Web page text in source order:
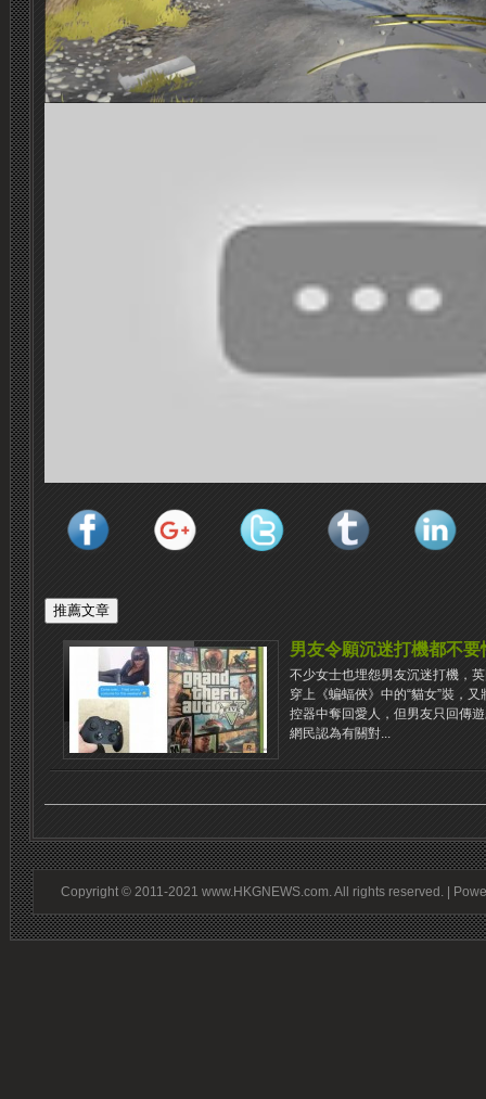
男友令願沉迷打機都不要
不少女士也埋怨男友沉迷打機，
穿上《蝙蝠俠》中的“貓女”裝，
控器中奪回愛人，但男友只回傳
網民認為有關對...
Copyright © 2011-2021 www.HKGNEWS.com. All rights reserved. |